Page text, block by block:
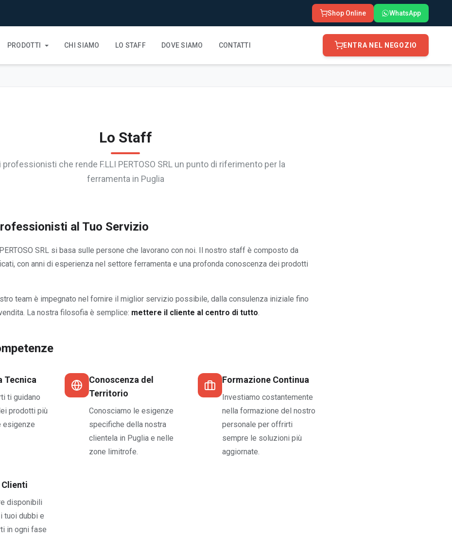
Shop Online WhatsApp
PRODOTTI CHI SIAMO LO STAFF DOVE SIAMO CONTATTI ENTRA NEL NEGOZIO
Lo Staff
professionisti che rende F.LLI PERTOSO SRL un punto di riferimento per la
ferramenta in Puglia
al Tuo Servizio
SRL si basa sulle persone che lavorano con noi. Il nostro staff è composto da
con anni di esperienza nel settore ferramenta e una profonda conoscenza dei prodotti
team è impegnato nel fornire il miglior servizio possibile, dalla consulenza iniziale fino
La nostra filosofia è semplice: mettere il cliente al centro di tutto.
Tecnica
ti guidano
prodotti più
esigenze
Conoscenza del
Territorio
Conosciamo le esigenze
specifiche della nostra
clientela in Puglia e nelle
zone limitrofe.
Formazione Continua
Investiamo costantemente
nella formazione del nostro
personale per offrirti
sempre le soluzioni più
aggiornate.
disponibili
tuoi dubbi e
in ogni fase